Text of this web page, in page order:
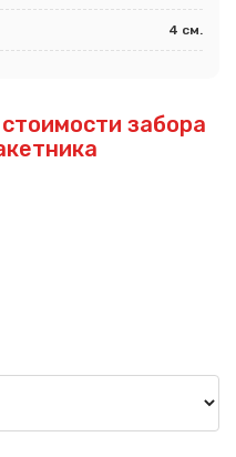
4 см.
стоимости забора